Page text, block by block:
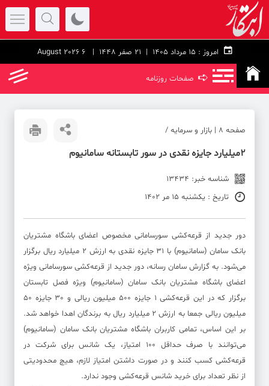
امروز : 21 صفر 1448 | 6 August 2026
➪ صفحات روزنامه
صفحه ۸ | بازار و سرمایه /
2میلیارد جایزه نقدی در سور تابستانه سامانیوم
شناسه خبر: 13434
تاریخ : یکشنبه 15 مر 1402
دور جدید از قرعه‌کشی سورسامانی مخصوص اعضای باشگاه مشتریان
بانک سامان (سامانیوم) با 31 جایزه نقدی به ارزش 2 میلیارد ریال برگزار
می‌شود. به گزارش سامان رسانه، دور جدید از قرعه‌کشی سورسامانی ویژه
اعضای باشگاه مشتریان بانک سامان (سامانیوم) ویژه فصل تابستان
برگزار که در این قرعه‌کشی 1 جایزه 500 میلیون ریالی و 30 جایزه 50
میلیون ریالی جمعا به ارزش 2 میلیارد ریال به برندگان اهدا خواهد شد.
بر این اساس، تمامی کاربران باشگاه مشتریان بانک سامان (سامانیوم)
می‌توانند با صرف حداقل 100 امتیاز، یک شانس برای شرکت در
قرعه‌کشی کسب کنند و در صورت داشتن امتیاز لازم، هیچ محدودیتی
از نظر تعداد برای خرید شانس قرعه‌کشی وجود ندارد.